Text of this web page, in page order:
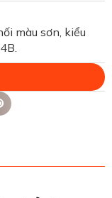
màu sơn, kiểu